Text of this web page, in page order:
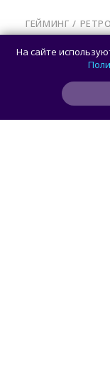
ГЕЙМИНГ / РЕТРО
и Famitsu
о
На сайте